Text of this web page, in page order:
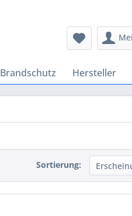
Brandschutz Hersteller
Sortierung: